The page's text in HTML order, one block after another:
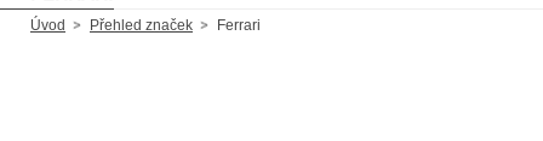
Úvod Přehled značek Ferrari